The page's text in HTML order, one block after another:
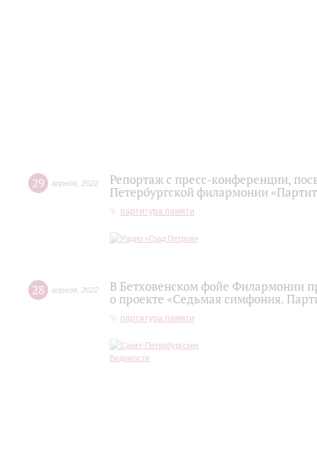
29 апреля 2022
Репортаж с пресс-конференции,
Петербургской филармонии
партитура памяти
28 апреля 2022
В Бетховенском фойе Филармонии
о проекте «Седьмая симфония.
партитура памяти